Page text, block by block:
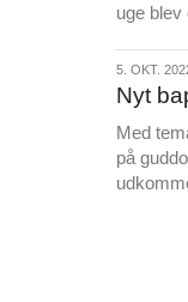
uge
5.
okt.
2022
5. OKT.
Nyt
Med
på